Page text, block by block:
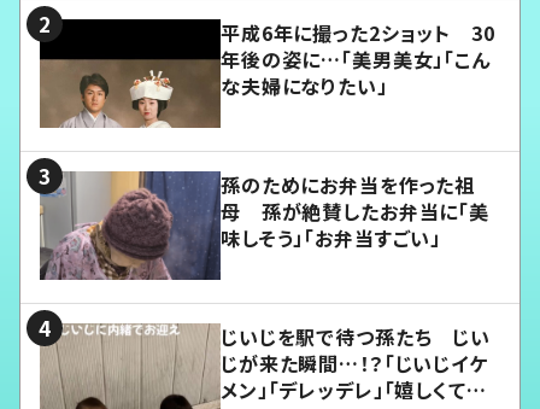
平成6年に撮った2ショット 30
年後の姿に…「美男美女」「こん
な夫婦になりたい」
孫のためにお弁当を作った祖
母 孫が絶賛したお弁当に「美
味しそう」「お弁当すごい」
じいじを駅で待つ孫たち じい
じが来た瞬間…！？「じいじイケ
メン」「デレッデレ」「嬉しくて可